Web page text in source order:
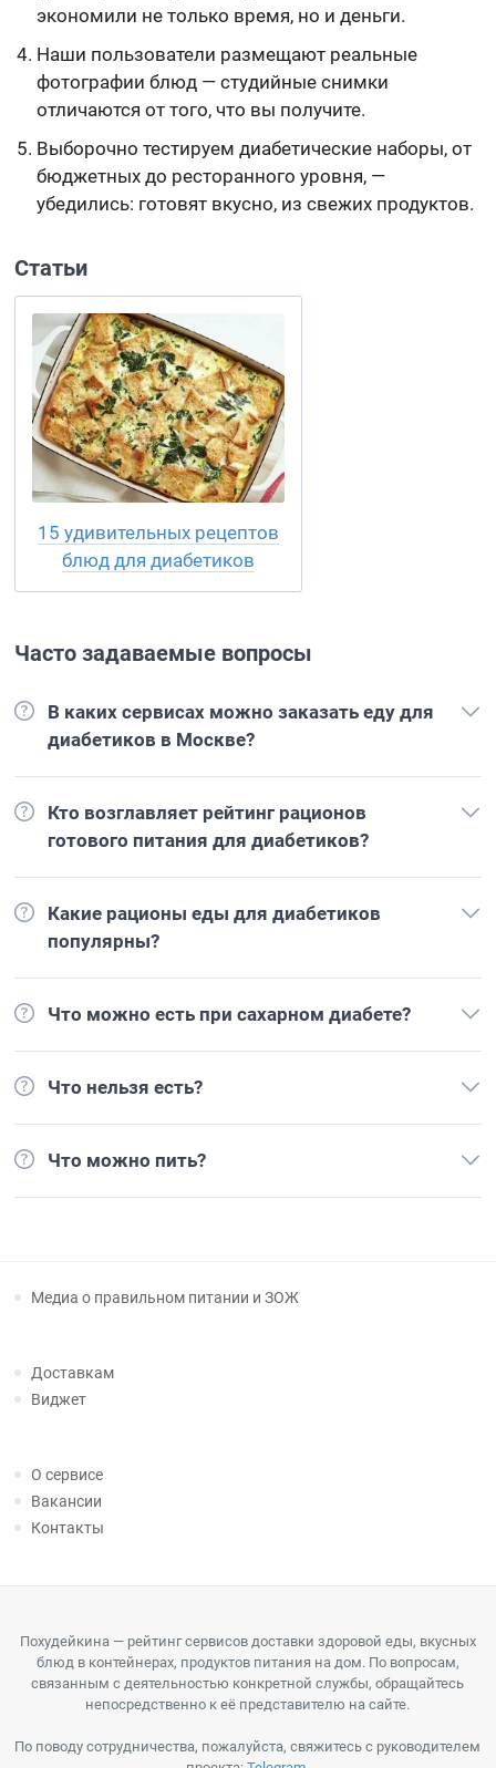
экономили не только время, но и деньги.
Наши пользователи размещают реальные
фотографии блюд — студийные снимки
отличаются от того, что вы получите.
Выборочно тестируем диабетические наборы, от
бюджетных до ресторанного уровня, —
убедились: готовят вкусно, из свежих продуктов.
Статьи
15 удивительных рецептов
блюд для диабетиков
Часто задаваемые вопросы
В каких сервисах можно заказать еду для
диабетиков в Москве?
Кто возглавляет рейтинг рационов
готового питания для диабетиков?
Какие рационы еды для диабетиков
популярны?
Что можно есть при сахарном диабете?
Что нельзя есть?
Что можно пить?
Медиа о правильном питании и ЗОЖ
Доставкам
Виджет
О сервисе
Вакансии
Контакты
Похудейкина — рейтинг сервисов доставки здоровой еды, вкусных
блюд в контейнерах, продуктов питания на дом. По вопросам,
связанным с деятельностью конкретной службы, обращайтесь
непосредственно к её представителю на сайте.
По поводу сотрудничества, пожалуйста, свяжитесь с руководителем